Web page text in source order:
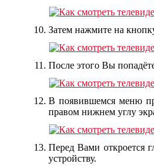
Затем нажмите на
После этого Вы
В появившемся меню
правом нижнем углу
Перед Вами откроется
устройству.